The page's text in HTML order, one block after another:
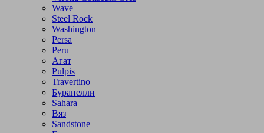
Wave
Steel Rock
Washington
Persa
Peru
Агат
Pulpis
Travertino
Буранелли
Sahara
Вяз
Sandstone